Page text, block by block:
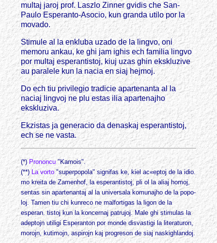
multaj jaroj prof. Laszlo Zinner gvidis che San-
Paulo Esperanto-Asocio, kun granda utilo por la
movado.
Stimule al la enkluba uzado de la lingvo, oni
memoru ankau, ke ghi jam ighis ech familia lingvo
por multaj esperantistoj, kiuj uzas ghin ekskluzive
au paralele kun la nacia en siaj hejmoj.
Do ech tiu privilegio tradicie apartenanta al la
naciaj lingvoj ne plu estas ilia apartenajho
ekskluziva.
Ekzistas ja generacio da denaskaj esperantistoj,
ech se ne vasta.
(*) Prononcu"Kamois".
(**) La vorto"superpopola" signifas ke, kiel ac«eptoj de la idio.
mo kreita de Zamenhof, la esperantistoj, pli ol la aliaj homoj,
sentas sin apartenantaj al la universala komunajho de la popo-
loj. Tamen tiu chi kunreco ne malfortigas la ligon de la
esperan. tistoj kun la koncernaj patrujoj. Male ghi stimulas la
adeptojn utiligi Esperanton por monde disvastigi la literaturon,
morojn, kutimojn, aspirojn kaj progreson de siaj naskighlandoj.